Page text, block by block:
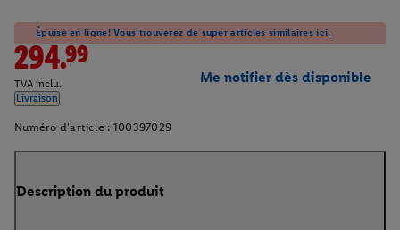
Épuisé en ligne! Vous trouverez de super articles similaires ici.
294.99
TVA inclu.
Livraison
Me notifier dès disponible
Numéro d'article : 100397029
Description du produit